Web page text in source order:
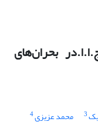
بحران‌های
3 محمد عزیزی4